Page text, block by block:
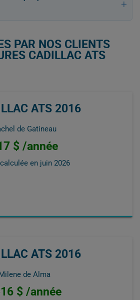
PAR NOS CLIENTS
CADILLAC ATS
ATS 2016
de Gatineau
$ /année
en juin 2026
ATS 2016
de Alma
$ /année